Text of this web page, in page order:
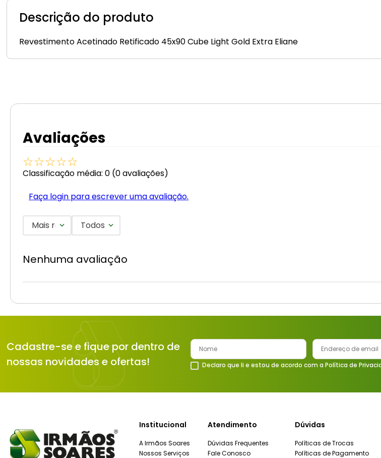
Descrição do produto
Revestimento Acetinado Retificado 45x90 Cube Light Gold Extra Eliane
Avaliações
☆☆☆☆☆
Classificação média: 0 (0 avaliações)
Faça login para escrever uma avaliação.
Mais recentesTodos
Nenhuma avaliação
Cadastre-se e fique por dentro de
nossas novidades e ofertas!
Declaro que li e estou de acordo com a Política de
Institucional
A Irmãos Soares
Nossos Serviços
Atendimento
Dúvidas Frequentes
Fale Conosco
Dúvidas
Políticas de Trocas
Políticas de Pagamento